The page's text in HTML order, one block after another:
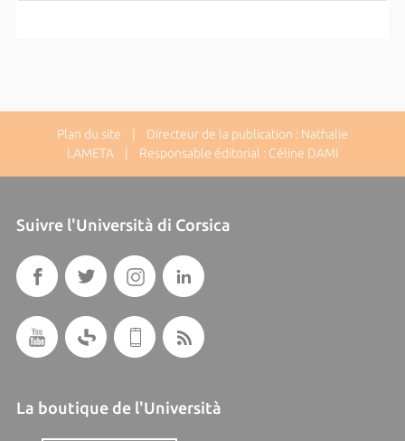
Plan du site | Directeur de la publication : Nathalie
LAMETA | Responsable éditorial : Céline DAMI
Suivre l'Università di Corsica
La boutique de l'Università